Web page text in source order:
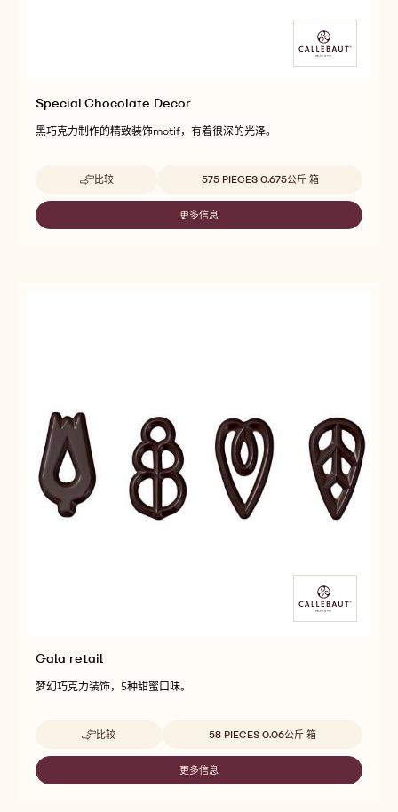
Special Chocolate Decor
黑巧克力制作的精致装饰motif，有着很深的光泽。
比较
-
SPECIAL
DECOR
Beschikbare maten
575 PIECES 0.675公斤 箱
更多信息
-
Gala retail
梦幻巧克力装饰，5种甜蜜口味。
比较
-
GALA
Beschikbare maten
58 PIECES 0.06公斤 箱
更多信息
-